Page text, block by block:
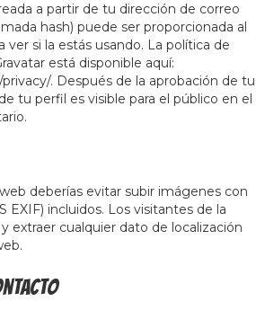
a partir de tu dirección de correo
hash) puede ser proporcionada al
ver si la estás usando. La política de
está disponible aquí:
. Después de la aprobación de tu
tu perfil es visible para el público en el
deberías evitar subir imágenes con
EXIF) incluidos. Los visitantes de la
extraer cualquier dato de localización